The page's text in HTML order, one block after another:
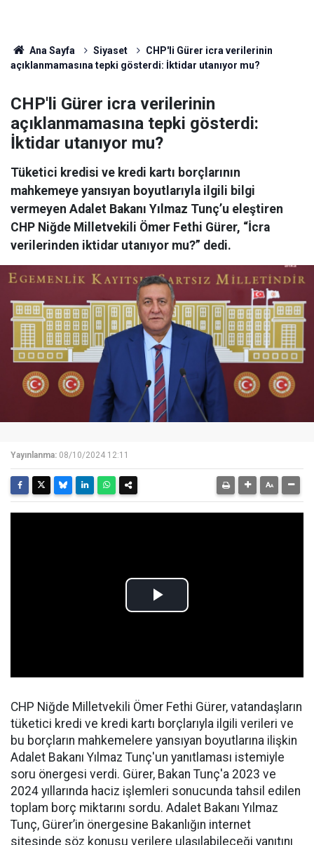
Ana Sayfa Siyaset
CHP'li Gürer icra verilerinin
açıklanmamasına tepki gösterdi: İktidar utanıyor mu?
CHP'li Gürer icra verilerinin
açıklanmamasına tepki gösterdi:
İktidar utanıyor mu?
Tüketici kredisi ve kredi kartı borçlarının
mahkemeye yansıyan boyutlarıyla ilgili bilgi
vermeyen Adalet Bakanı Yılmaz Tunç’u eleştiren
CHP Niğde Milletvekili Ömer Fethi Gürer, “İcra
verilerinden iktidar utanıyor mu?” dedi.
Yayınlanma: 08/10/2024 12:11
CHP Niğde Milletvekili Ömer Fethi Gürer, vatandaşların
tüketici kredi ve kredi kartı borçlarıyla ilgili verileri ve
bu borçların mahkemelere yansıyan boyutlarına ilişkin
Adalet Bakanı Yılmaz Tunç'un yanıtlaması istemiyle
soru önergesi verdi. Gürer, Bakan Tunç'a 2023 ve
2024 yıllarında haciz işlemleri sonucunda tahsil edilen
toplam borç miktarını sordu. Adalet Bakanı Yılmaz
Tunç, Gürer’in önergesine Bakanlığın internet
sitesinde söz konusu verilere ulaşılabileceği yanıtını